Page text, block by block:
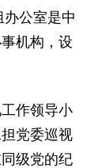
公室是中
机构，设
作领导小
党委巡视
级党的纪